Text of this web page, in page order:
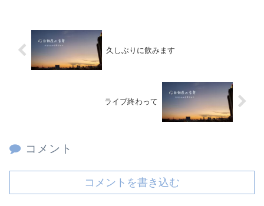
久しぶりに飲みます
ライブ終わって
コメント
コメントを書き込む